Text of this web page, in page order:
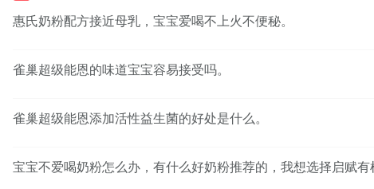
惠氏奶粉配方接近母乳，宝宝爱喝不上火不便秘。
雀巢超级能恩的味道宝宝容易接受吗。
雀巢超级能恩添加活性益生菌的好处是什么。
宝宝不爱喝奶粉怎么办，有什么好奶粉推荐的，我想选择启赋有